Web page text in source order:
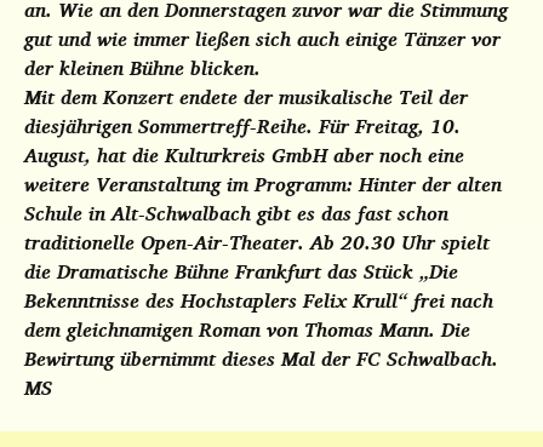
an. Wie an den Donnerstagen zuvor war die Stimmung
gut und wie immer ließen sich auch einige Tänzer vor
der kleinen Bühne blicken.
Mit dem Konzert endete der musikalische Teil der
diesjährigen Sommertreff-Reihe. Für Freitag, 10.
August, hat die Kulturkreis GmbH aber noch eine
weitere Veranstaltung im Programm: Hinter der alten
Schule in Alt-Schwalbach gibt es das fast schon
traditionelle Open-Air-Theater. Ab 20.30 Uhr spielt
die Dramatische Bühne Frankfurt das Stück „Die
Bekenntnisse des Hochstaplers Felix Krull“ frei nach
dem gleichnamigen Roman von Thomas Mann. Die
Bewirtung übernimmt dieses Mal der FC Schwalbach.
MS